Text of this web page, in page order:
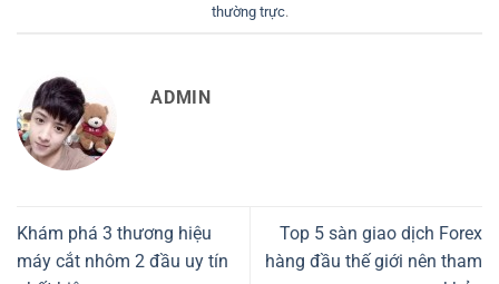
thường trực.
ADMIN
Khám phá 3 thương hiệu
máy cắt nhôm 2 đầu uy tín
Top 5 sàn giao dịch Forex
hàng đầu thế giới nên tham